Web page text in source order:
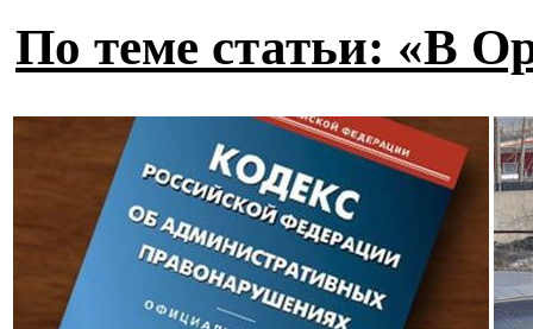
По теме статьи: «В